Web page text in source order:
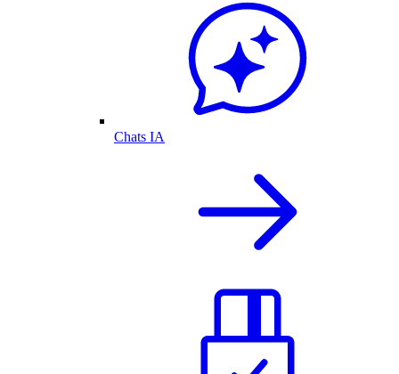
Chats IA